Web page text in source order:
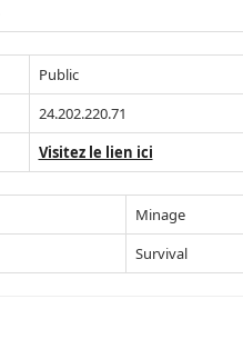
Public
24.202.220.71
Visitez le lien ici
Minage
Survival